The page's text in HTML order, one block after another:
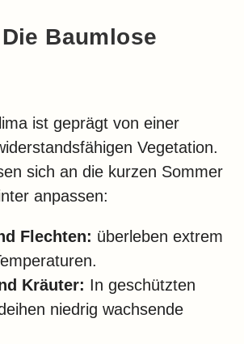
Baumlose
ist geprägt von einer
Vegetation.
sich an die kurzen Sommer
anpassen:
Flechten: überleben extrem
Kräuter: In geschützten
niedrig wachsende